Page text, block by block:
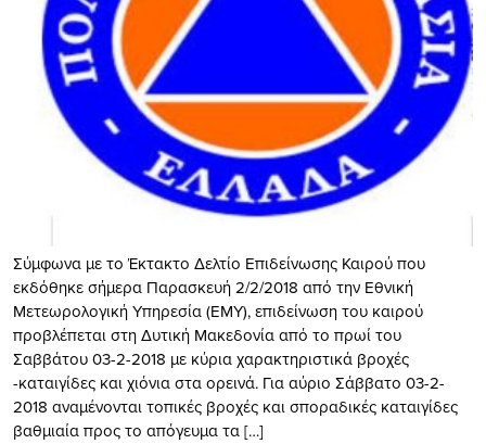
Σύμφωνα με το Έκτακτο Δελτίο Επιδείνωσης Καιρού που
εκδόθηκε σήμερα Παρασκευή 2/2/2018 από την Εθνική
Μετεωρολογική Υπηρεσία (ΕΜΥ), επιδείνωση του καιρού
προβλέπεται στη Δυτική Μακεδονία από το πρωί του
Σαββάτου 03-2-2018 με κύρια χαρακτηριστικά βροχές
-καταιγίδες και χιόνια στα ορεινά. Για αύριο Σάββατο 03-2-
2018 αναμένονται τοπικές βροχές και σποραδικές καταιγίδες
βαθμιαία προς το απόγευμα τα […]